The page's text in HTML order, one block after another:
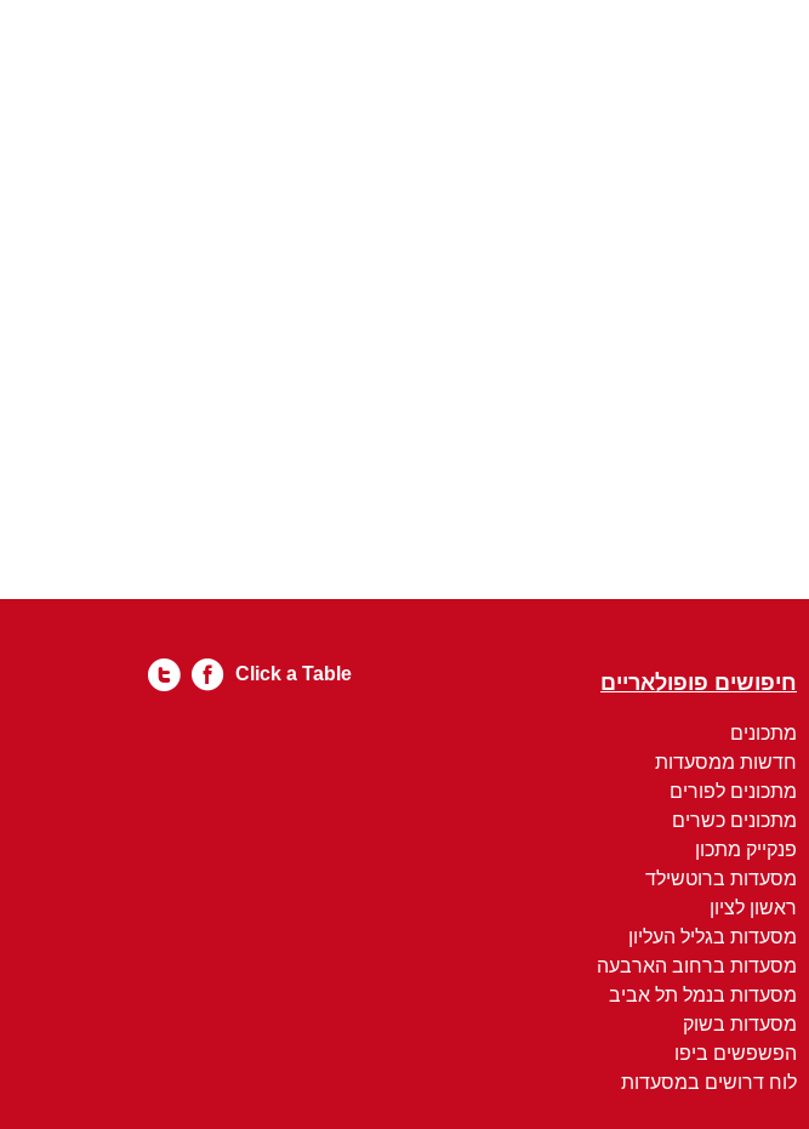
חיפושים פופולאריים
מתכונים
חדשות ממסעדות
מתכונים לפורים
מתכונים כשרים
פנקייק מתכון
מסעדות ברוטשילד
ראשון לציון
מסעדות בגליל העליון
מסעדות ברחוב הארבעה
מסעדות בנמל תל אביב
מסעדות בשוק
הפשפשים ביפו
לוח דרושים במסעדות
Click a Table